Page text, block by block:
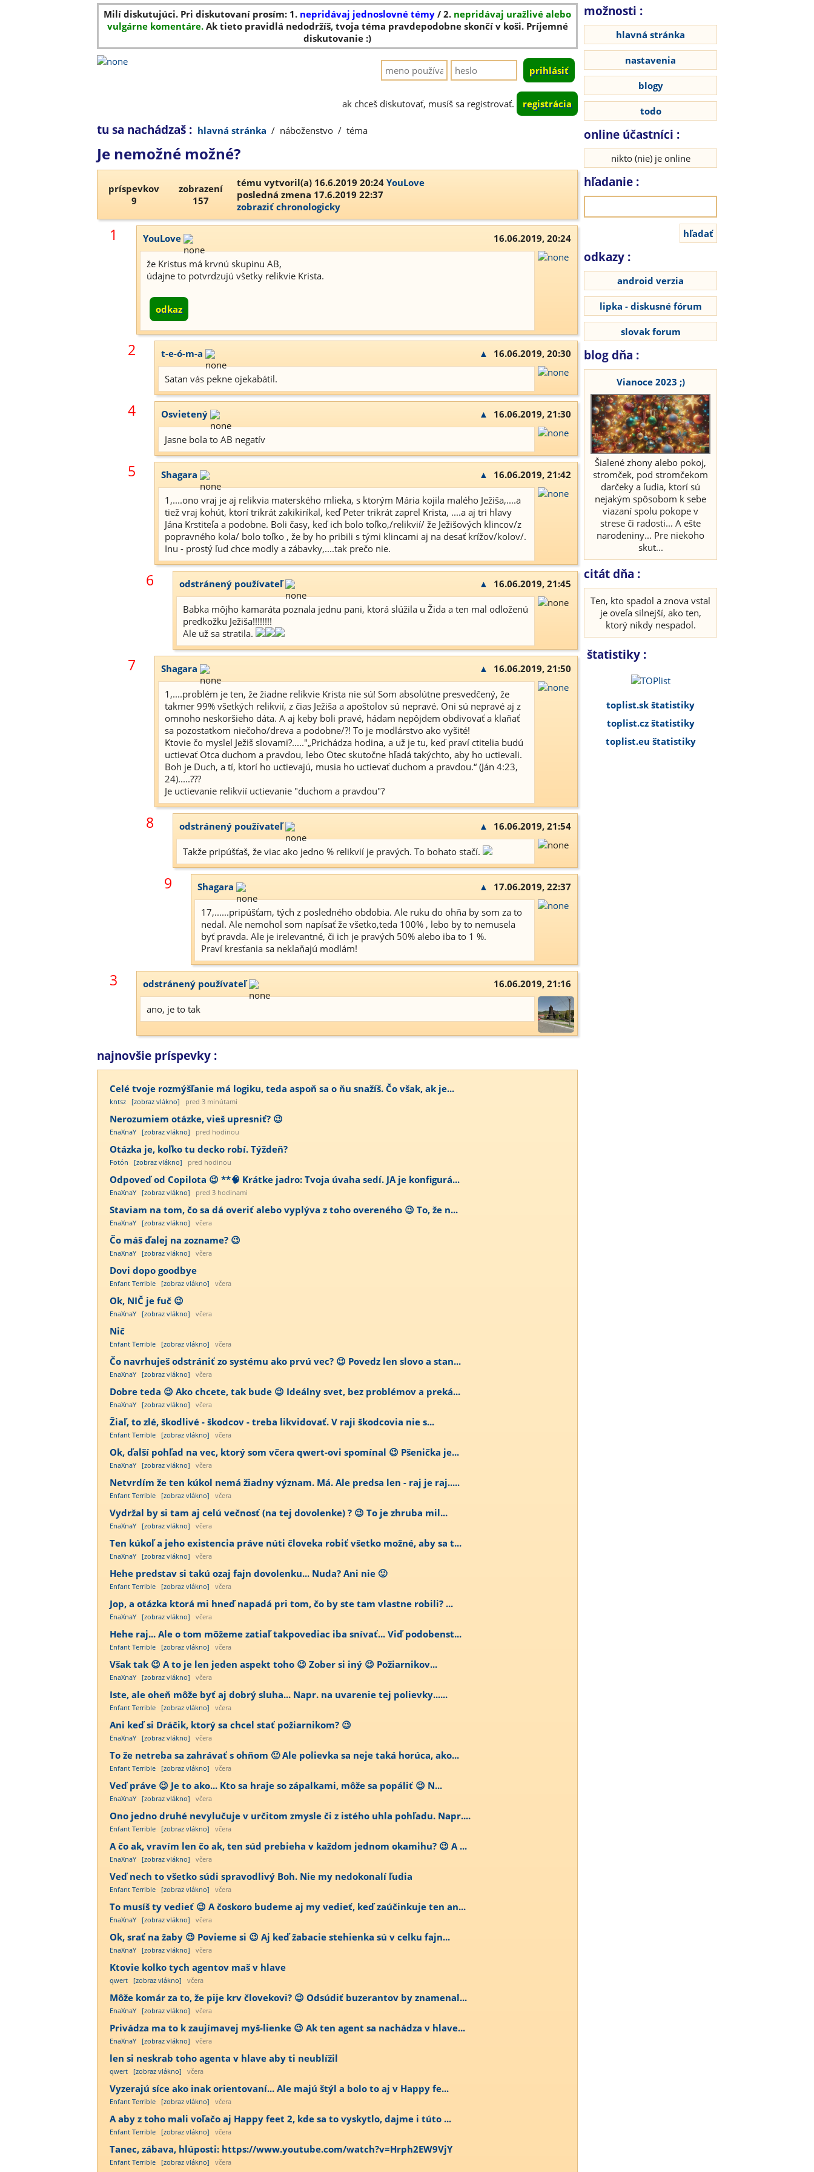
Milí diskutujúci. Pri diskutovaní prosím: 1. nepridávaj jednoslovné témy / 2. nepridávaj uražlivé alebo
vulgárne komentáre.Ak tieto pravidlá nedodržíš, tvoja téma pravdepodobne skončí v koši. Príjemné
diskutovanie :)
ak chceš diskutovať, musíš sa registrovať. registrácia
tu sa nachádzaš : hlavná stránka / náboženstvo / téma
Je nemožné možné?
príspevkov
9
zobrazení
157
tému vytvoril(a) 16.6.2019 20:24 YouLove
posledná zmena 17.6.2019 22:37
zobraziť chronologicky
1 YouLove 16.06.2019, 20:24
že Kristus má krvnú skupinu AB,
údajne to potvrdzujú všetky relikvie Krista.
odkaz
2 t-e-ó-m-a ▲ 16.06.2019, 20:30
Satan vás pekne ojekabátil.
4 Osvietený ▲ 16.06.2019, 21:30
Jasne bola to AB negatív
5 Shagara ▲ 16.06.2019, 21:42
1,....ono vraj je aj relikvia materského mlieka, s ktorým Mária kojila malého Ježiša,....a
tiež vraj kohút, ktorí trikrát zakikiríkal, keď Peter trikrát zaprel Krista, ....a aj tri hlavy
Jána Krstiteľa a podobne. Boli časy, keď ich bolo toľko,/relikvií/ že Ježišových klincov/z
popravného kola/ bolo toľko , že by ho pribili s tými klincami aj na desať krížov/kolov/.
Inu - prostý ľud chce modly a zábavky,....tak prečo nie.
6 odstránený používateľ ▲ 16.06.2019, 21:45
Babka môjho kamaráta poznala jednu pani, ktorá slúžila u Žida a ten mal odloženú
predkožku Ježiša!!!!!!!!
Ale už sa stratila.
7 Shagara ▲ 16.06.2019, 21:50
1,....problém je ten, že žiadne relikvie Krista nie sú! Som absolútne presvedčený, že
takmer 99% všetkých relikvií, z čias Ježiša a apoštolov sú nepravé. Oni sú nepravé aj z
omnoho neskoršieho dáta. A aj keby boli pravé, hádam nepôjdem obdivovať a klaňať
sa pozostatkom niečoho/dreva a podobne/?! To je modlárstvo ako vyšité!
Ktovie čo myslel Ježiš slovami?....."„Prichádza hodina, a už je tu, keď praví ctitelia budú
uctievať Otca duchom a pravdou, lebo Otec skutočne hľadá takýchto, aby ho uctievali.
Boh je Duch, a tí, ktorí ho uctievajú, musia ho uctievať duchom a pravdou.“ (Ján 4:23,
24).....???
Je uctievanie relikvií uctievanie "duchom a pravdou"?
8 odstránený používateľ ▲ 16.06.2019, 21:54
Takže pripúšťaš, že viac ako jedno % relikvií je pravých. To bohato stačí.
9 Shagara ▲ 17.06.2019, 22:37
17,......pripúšťam, tých z posledného obdobia. Ale ruku do ohňa by som za to
nedal. Ale nemohol som napísať že všetko,teda 100% , lebo by to nemusela
byť pravda. Ale je irelevantné, či ich je pravých 50% alebo iba to 1 %.
Praví kresťania sa neklaňajú modlám!
3 odstránený používateľ 16.06.2019, 21:16
ano, je to tak
najnovšie príspevky :
Celé tvoje rozmýšľanie má logiku, teda aspoň sa o ňu snažíš. Čo však, ak je...
kntsz [zobraz vlákno] pred 3 minútami
Nerozumiem otázke, vieš upresniť? 😉
EnaXnaY [zobraz vlákno] pred hodinou
Otázka je, koľko tu decko robí. Týždeň?
Fotón [zobraz vlákno] pred hodinou
Odpoveď od Copilota 😉 **🧠 Krátke jadro: Tvoja úvaha sedí. JA je konfigurá...
EnaXnaY [zobraz vlákno] pred 3 hodinami
Staviam na tom, čo sa dá overiť alebo vyplýva z toho overeného 😉 To, že n...
EnaXnaY [zobraz vlákno] včera
Čo máš ďalej na zozname? 😉
EnaXnaY [zobraz vlákno] včera
Dovi dopo goodbye
Enfant Terrible [zobraz vlákno] včera
Ok, NIČ je fuč 😉
EnaXnaY [zobraz vlákno] včera
Nič
Enfant Terrible [zobraz vlákno] včera
Čo navrhuješ odstrániť zo systému ako prvú vec? 😉 Povedz len slovo a stan...
EnaXnaY [zobraz vlákno] včera
Dobre teda 😉 Ako chcete, tak bude 😉 Ideálny svet, bez problémov a preká...
EnaXnaY [zobraz vlákno] včera
Žiaľ, to zlé, škodlivé - škodcov - treba likvidovať. V raji škodcovia nie s...
Enfant Terrible [zobraz vlákno] včera
Ok, ďalší pohľad na vec, ktorý som včera qwert-ovi spomínal 😉 Pšenička je...
EnaXnaY [zobraz vlákno] včera
Netvrdím že ten kúkol nemá žiadny význam. Má. Ale predsa len - raj je raj.....
Enfant Terrible [zobraz vlákno] včera
Vydržal by si tam aj celú večnosť (na tej dovolenke) ? 😉 To je zhruba mil...
EnaXnaY [zobraz vlákno] včera
Ten kúkoľ a jeho existencia práve núti človeka robiť všetko možné, aby sa t...
EnaXnaY [zobraz vlákno] včera
Hehe predstav si takú ozaj fajn dovolenku... Nuda? Ani nie 🙂
Enfant Terrible [zobraz vlákno] včera
Jop, a otázka ktorá mi hneď napadá pri tom, čo by ste tam vlastne robili? ...
EnaXnaY [zobraz vlákno] včera
Hehe raj... Ale o tom môžeme zatiaľ takpovediac iba snívať... Viď podobenst...
Enfant Terrible [zobraz vlákno] včera
Však tak 😉 A to je len jeden aspekt toho 😉 Zober si iný 😉 Požiarnikov...
EnaXnaY [zobraz vlákno] včera
Iste, ale oheň môže byť aj dobrý sluha... Napr. na uvarenie tej polievky......
Enfant Terrible [zobraz vlákno] včera
Ani keď si Dráčik, ktorý sa chcel stať požiarnikom? 😉
EnaXnaY [zobraz vlákno] včera
To že netreba sa zahrávať s ohňom 🙂 Ale polievka sa neje taká horúca, ako...
Enfant Terrible [zobraz vlákno] včera
Veď práve 😉 Je to ako... Kto sa hraje so zápalkami, môže sa popáliť 😉 N...
EnaXnaY [zobraz vlákno] včera
Ono jedno druhé nevylučuje v určitom zmysle či z istého uhla pohľadu. Napr....
Enfant Terrible [zobraz vlákno] včera
A čo ak, vravím len čo ak, ten súd prebieha v každom jednom okamihu? 😉 A ...
EnaXnaY [zobraz vlákno] včera
Veď nech to všetko súdi spravodlivý Boh. Nie my nedokonalí ľudia
Enfant Terrible [zobraz vlákno] včera
To musíš ty vedieť 😉 A čoskoro budeme aj my vedieť, keď zaúčinkuje ten an...
EnaXnaY [zobraz vlákno] včera
Ok, srať na žaby 😉 Povieme si 😉 Aj keď žabacie stehienka sú v celku fajn...
EnaXnaY [zobraz vlákno] včera
Ktovie kolko tych agentov maš v hlave
qwert [zobraz vlákno] včera
Môže komár za to, že pije krv človekovi? 😉 Odsúdiť buzerantov by znamenal...
EnaXnaY [zobraz vlákno] včera
Privádza ma to k zaujímavej myš-lienke 😉 Ak ten agent sa nachádza v hlave...
EnaXnaY [zobraz vlákno] včera
len si neskrab toho agenta v hlave aby ti neublížil
qwert [zobraz vlákno] včera
Vyzerajú síce ako inak orientovaní... Ale majú štýl a bolo to aj v Happy fe...
Enfant Terrible [zobraz vlákno] včera
A aby z toho mali voľačo aj Happy feet 2, kde sa to vyskytlo, dajme i túto ...
Enfant Terrible [zobraz vlákno] včera
Tanec, zábava, hlúposti: https://www.youtube.com/watch?v=Hrph2EW9VjY
Enfant Terrible [zobraz vlákno] včera
možnosti :
hlavná stránka
nastavenia
blogy
todo
online účastníci :
nikto (nie) je online
hľadanie :
odkazy :
android verzia
lipka - diskusné fórum
slovak forum
blog dňa :
Vianoce 2023 ;)
Šialené zhony alebo pokoj,
stromček, pod stromčekom
darčeky a ľudia, ktorí sú
nejakým spôsobom k sebe
viazaní spolu pokope v
strese či radosti... A ešte
narodeniny... Pre niekoho
skut...
citát dňa :
Ten, kto spadol a znova vstal
je oveľa silnejší, ako ten,
ktorý nikdy nespadol.
štatistiky :
toplist.sk štatistiky
toplist.cz štatistiky
toplist.eu štatistiky